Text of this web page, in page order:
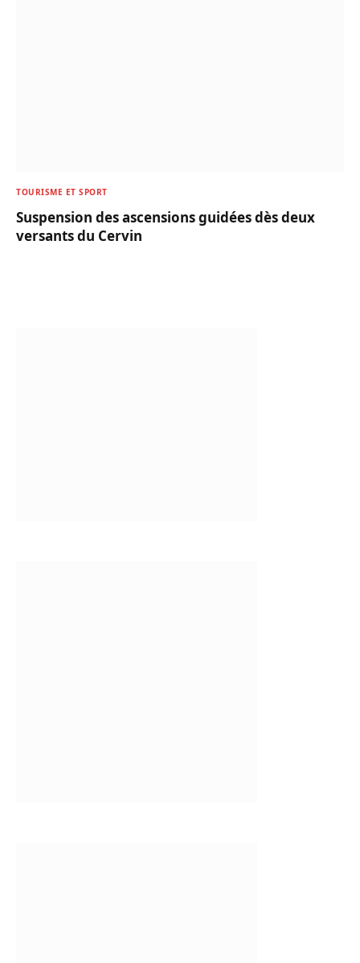
TOURISME ET SPORT
Suspension des ascensions guidées dès deux
versants du Cervin